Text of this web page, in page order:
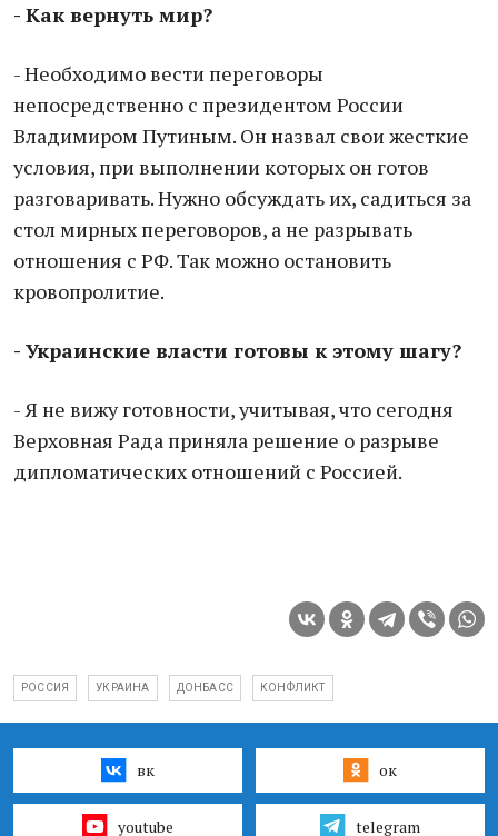
- Как вернуть мир?
- Необходимо вести переговоры
непосредственно с президентом России
Владимиром Путиным. Он назвал свои жесткие
условия, при выполнении которых он готов
разговаривать. Нужно обсуждать их, садиться за
стол мирных переговоров, а не разрывать
отношения с РФ. Так можно остановить
кровопролитие.
- Украинские власти готовы к этому шагу?
- Я не вижу готовности, учитывая, что сегодня
Верховная Рада приняла решение о разрыве
дипломатических отношений с Россией.
РОССИЯ УКРАИНА ДОНБАСС КОНФЛИКТ
вк ок
youtube telegram